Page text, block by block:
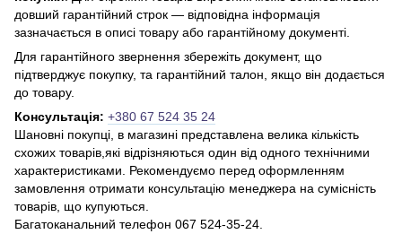
довший гарантійний строк — відповідна інформація
зазначається в описі товару або гарантійному документі.
Для гарантійного звернення збережіть документ, що
підтверджує покупку, та гарантійний талон, якщо він додається
до товару.
Консультація: +380 67 524 35 24
Шановні покупці, в магазині представлена ​​велика кількість
схожих товарів,які відрізняються один від одного технічними
характеристиками. Рекомендуємо перед оформленням
замовлення отримати консультацію менеджера на сумісність
товарів, що купуються.
Багатоканальний телефон 067 524-35-24.